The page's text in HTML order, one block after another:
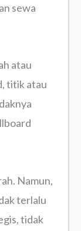
sewa
atau
titik atau
Namun,
terlalu
tidak